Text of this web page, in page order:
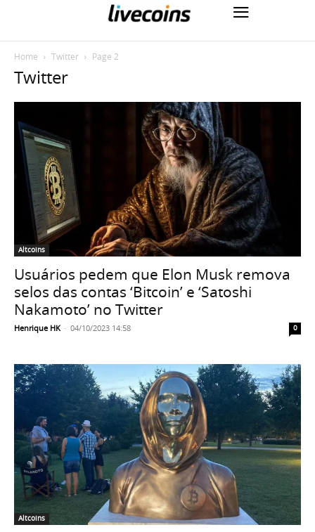
Home Twitter Page 2
Twitter
Altcoins
Usuários pedem que Elon Musk remova
selos das contas ‘Bitcoin’ e ‘Satoshi
Nakamoto’ no Twitter
Henrique HK - 04/10/2023 14:58 0
Altcoins